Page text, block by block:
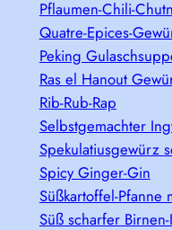
Pflaumen-Chili-
Quatre-Epices-
Peking
Ras el Hanout
Rib-Rub-Rap
Selbstgemachter
Spekulatiusgewürz
Spicy Ginger-Gin
Süßkartoffel-Pfanne
Süß scharfer